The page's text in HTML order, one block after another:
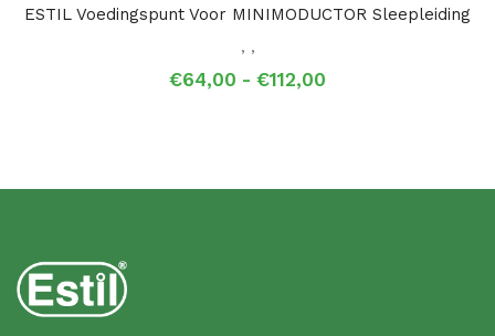
ESTIL Voedingspunt Voor MINIMODUCTOR Sleepleiding
, ,
€64,00 - €112,00